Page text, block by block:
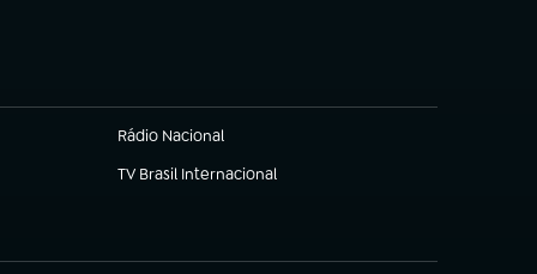
Rádio Nacional
TV Brasil Internacional
(abre em nova aba)